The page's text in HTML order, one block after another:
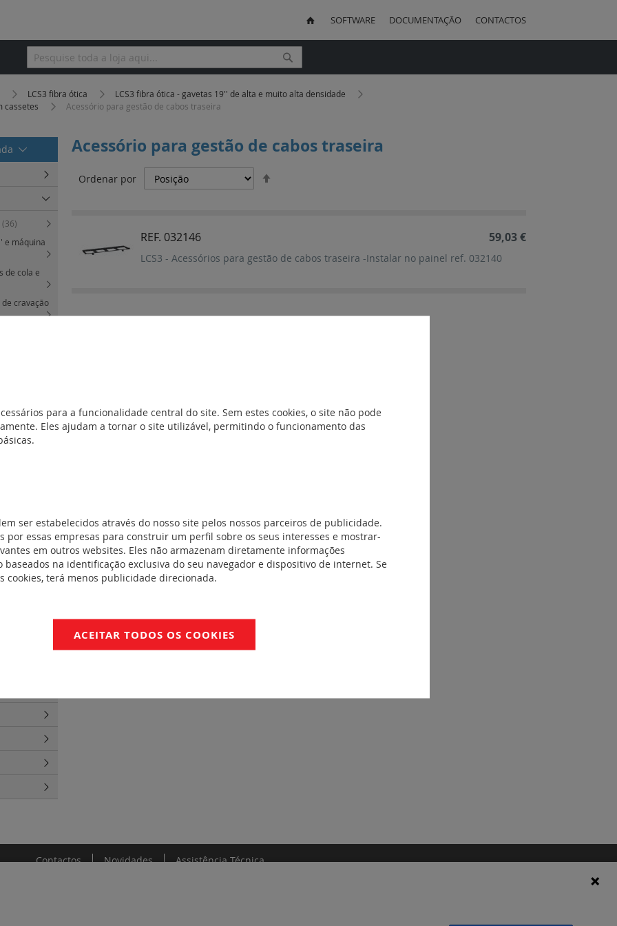
SOFTWARE DOCUMENTAÇÃO CONTACTOS
Pesquisa Pesquisa
LCS3 fibra ótica
LCS3 fibra ótica - gavetas 19'' de alta e muito alta densidade
cassetes
Acessório para gestão de cabos traseira
Acessório para gestão de cabos traseira
Ordenar por
REF. 032146
LCS3 - Acessórios para gestão de cabos traseira -Instalar no painel ref. 032140
59,03 €
(36)
e máquina
de cola e
cravação
muito alta
a
(0)
com
traseira(1)
/ suporte
pré
de
Contactos Novidades Assistência Técnica
para a funcionalidade central do site. Sem estes cookies, o site não pode
Eles ajudam a tornar o site utilizável, permitindo o funcionamento das
ser estabelecidos através do nosso site pelos nossos parceiros de publicidade.
por essas empresas para construir um perfil sobre os seus interesses e mostrar-
em outros websites. Eles não armazenam diretamente informações
baseados na identificação exclusiva do seu navegador e dispositivo de internet. Se
cookies, terá menos publicidade direcionada.
ACEITAR TODOS OS COOKIES